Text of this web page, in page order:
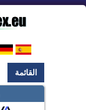
القائمة